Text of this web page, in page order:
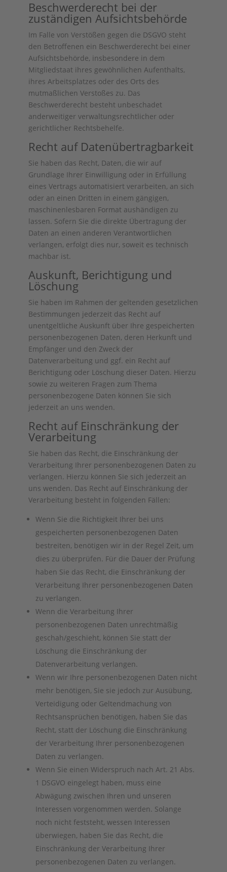
Beschwerde­recht bei der
zuständigen Aufsichts­behörde
Im Falle von Verstößen gegen die DSGVO steht
den Betroffenen ein Beschwerderecht bei einer
Aufsichtsbehörde, insbesondere in dem
Mitgliedstaat ihres gewöhnlichen Aufenthalts,
ihres Arbeitsplatzes oder des Orts des
mutmaßlichen Verstoßes zu. Das
Beschwerderecht besteht unbeschadet
anderweitiger verwaltungsrechtlicher oder
gerichtlicher Rechtsbehelfe.
Recht auf Daten­übertrag­barkeit
Sie haben das Recht, Daten, die wir auf
Grundlage Ihrer Einwilligung oder in Erfüllung
eines Vertrags automatisiert verarbeiten, an sich
oder an einen Dritten in einem gängigen,
maschinenlesbaren Format aushändigen zu
lassen. Sofern Sie die direkte Übertragung der
Daten an einen anderen Verantwortlichen
verlangen, erfolgt dies nur, soweit es technisch
machbar ist.
Auskunft, Berichtigung und
Löschung
Sie haben im Rahmen der geltenden gesetzlichen
Bestimmungen jederzeit das Recht auf
unentgeltliche Auskunft über Ihre gespeicherten
personenbezogenen Daten, deren Herkunft und
Empfänger und den Zweck der
Datenverarbeitung und ggf. ein Recht auf
Berichtigung oder Löschung dieser Daten. Hierzu
sowie zu weiteren Fragen zum Thema
personenbezogene Daten können Sie sich
jederzeit an uns wenden.
Recht auf Einschränkung der
Verarbeitung
Sie haben das Recht, die Einschränkung der
Verarbeitung Ihrer personenbezogenen Daten zu
verlangen. Hierzu können Sie sich jederzeit an
uns wenden. Das Recht auf Einschränkung der
Verarbeitung besteht in folgenden Fällen:
Wenn Sie die Richtigkeit Ihrer bei uns
gespeicherten personenbezogenen Daten
bestreiten, benötigen wir in der Regel Zeit, um
dies zu überprüfen. Für die Dauer der Prüfung
haben Sie das Recht, die Einschränkung der
Verarbeitung Ihrer personenbezogenen Daten
zu verlangen.
Wenn die Verarbeitung Ihrer
personenbezogenen Daten unrechtmäßig
geschah/geschieht, können Sie statt der
Löschung die Einschränkung der
Datenverarbeitung verlangen.
Wenn wir Ihre personenbezogenen Daten nicht
mehr benötigen, Sie sie jedoch zur Ausübung,
Verteidigung oder Geltendmachung von
Rechtsansprüchen benötigen, haben Sie das
Recht, statt der Löschung die Einschränkung
der Verarbeitung Ihrer personenbezogenen
Daten zu verlangen.
Wenn Sie einen Widerspruch nach Art. 21 Abs.
1 DSGVO eingelegt haben, muss eine
Abwägung zwischen Ihren und unseren
Interessen vorgenommen werden. Solange
noch nicht feststeht, wessen Interessen
überwiegen, haben Sie das Recht, die
Einschränkung der Verarbeitung Ihrer
personenbezogenen Daten zu verlangen.